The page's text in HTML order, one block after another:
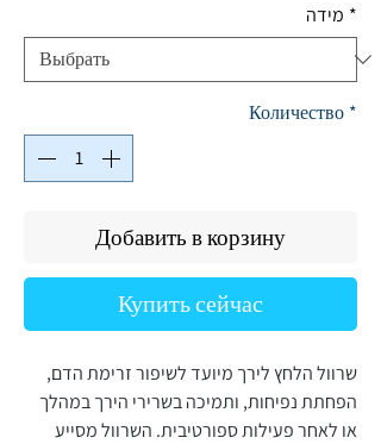
מידה *
Количество *
Добавить в корзину
Купить сейчас
שרוול הלחץ לירך מיועד לשיפור זרימת הדם,
הפחתת נפיחות, ותמיכה בשרירי הירך במהלך
או לאחר פעילות ספורטיבית. השרוול מסייע